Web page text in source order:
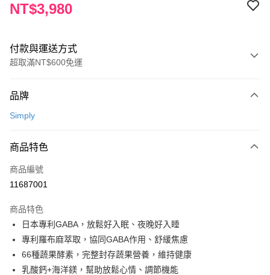
NT$3,980
付款與運送方式
超取滿NT$600免運
信用卡一次付款
LINE Pay
Apple Pay
悠遊付
Google Pay
全盈+PAY
品牌
Simply
商品特色
商品編號
11687001
商品特色
日本專利GABA，放鬆好入眠、夜晚好入睡
專利羅布麻萃取，協同GABA作用、舒緩焦慮
66種蔬果酵素，完整封存蔬果營養，維持健康
乳酸鈣+海洋鎂，幫助放鬆心情、調節機能